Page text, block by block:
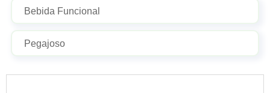
Bebida Funcional
Pegajoso